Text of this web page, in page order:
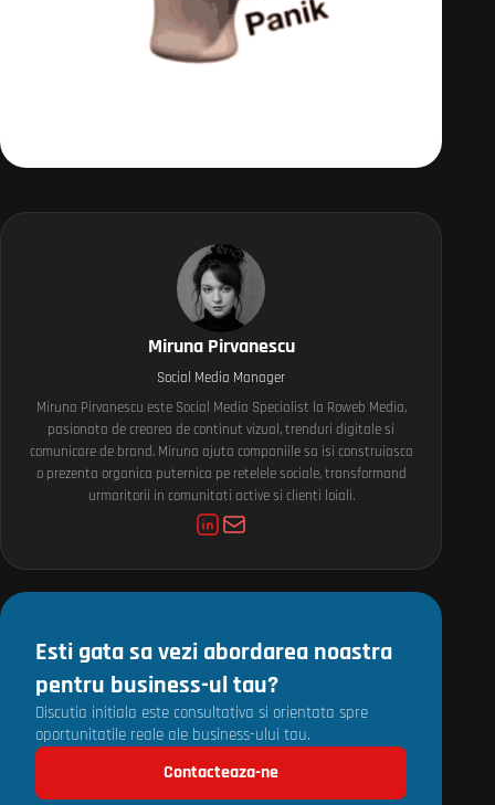
Miruna Pirvanescu
Social Media Manager
Miruna Pirvanescu este Social Media Specialist la Roweb Media,
pasionata de crearea de continut vizual, trenduri digitale si
comunicare de brand. Miruna ajuta companiile sa isi construiasca
o prezenta organica puternica pe retelele sociale, transformand
urmaritorii in comunitati active si clienti loiali.
Esti gata sa vezi abordarea noastra
pentru business-ul tau?
Discutia initiala este consultativa si orientata spre
oportunitatile reale ale business-ului tau.
Contacteaza-ne